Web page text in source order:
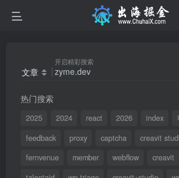
文章
开启精彩搜索
热门搜索
2025 2024 react 2026 index
feedback
proxy captcha creavit
fernvenue
member webflow creavit